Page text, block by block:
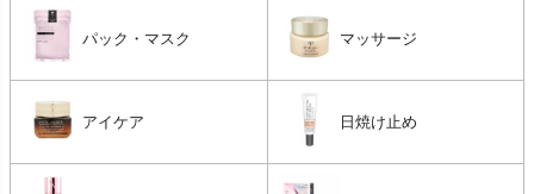
パック・マスク マッサージ
アイケア 日焼け止め